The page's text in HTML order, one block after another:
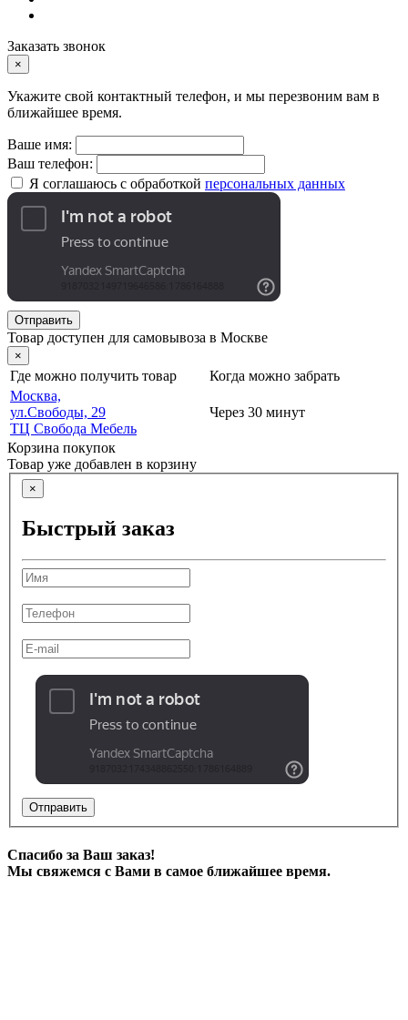
Заказать звонок
×
Укажите свой контактный телефон, и мы перезвоним вам в
ближайшее время.
Ваше имя:
Ваш телефон:
Я соглашаюсь с обработкой персональных данных
Отправить
Товар доступен для самовывоза в Москве
×
Где можно получить товар
Когда можно забрать
Москва,
ул.Свободы, 29
ТЦ Свобода Мебель
Через 30 минут
Корзина покупок
Товар уже добавлен в корзину
×
Быстрый заказ
Отправить
Спасибо за Ваш заказ!
Мы свяжемся с Вами в самое ближайшее время.